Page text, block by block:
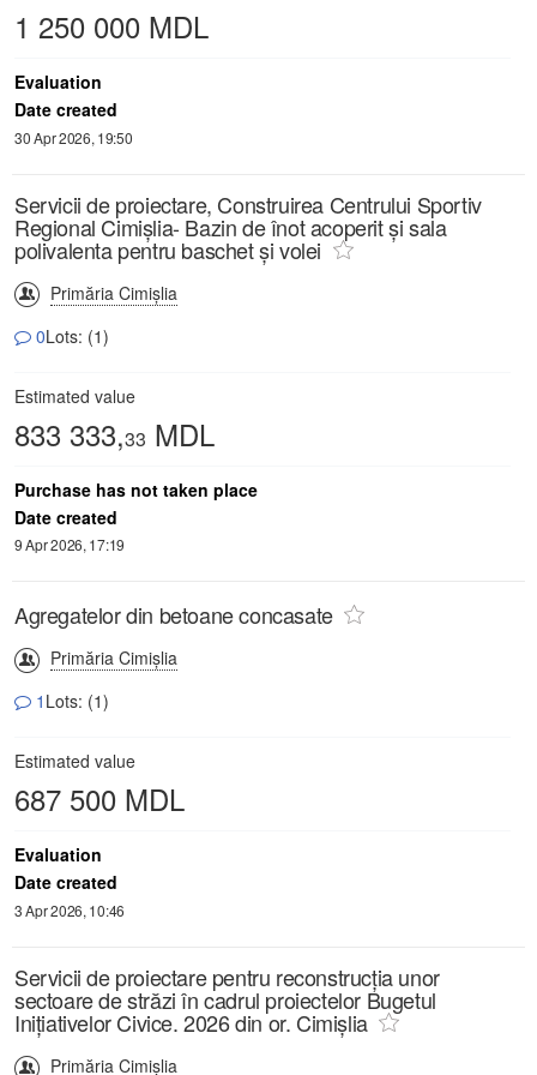
1 250 000 MDL
Evaluation
Date created
30 Apr 2026, 19:50
Servicii de proiectare, Construirea Centrului Sportiv
Regional Cimișlia- Bazin de înot acoperit și sala
polivalenta pentru baschet și volei
Primăria Cimișlia
0Lots: (1)
Estimated value
833 333,33 MDL
Purchase has not taken place
Date created
9 Apr 2026, 17:19
Agregatelor din betoane concasate
Primăria Cimișlia
1 Lots: (1)
Estimated value
687 500 MDL
Evaluation
Date created
3 Apr 2026, 10:46
Servicii de proiectare pentru reconstrucția unor
sectoare de străzi în cadrul proiectelor Bugetul
Inițiativelor Civice. 2026 din or. Cimișlia
Primăria Cimișlia